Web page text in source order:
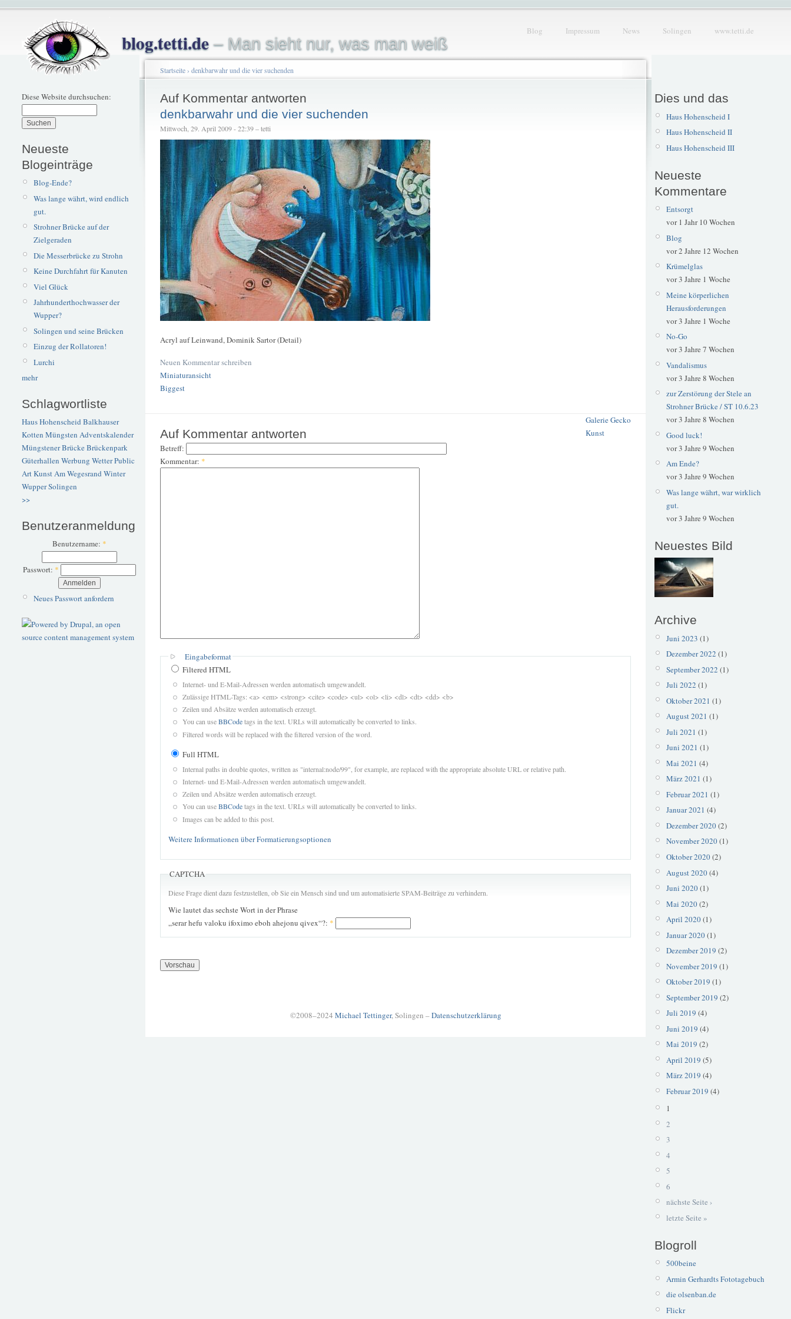
blog.tetti.de– Man sieht nur, was man weiß
Blog Impressum News Solingen www.tetti.de
Diese Website durchsuchen:
Neueste
Blogeinträge
Blog-Ende?
Was lange währt, wird endlich
gut.
Strohner Brücke auf der
Zielgeraden
Die Messerbrücke zu Strohn
Keine Durchfahrt für Kanuten
Viel Glück
Jahrhunderthochwasser der
Wupper?
Solingen und seine Brücken
Einzug der Rollatoren!
Lurchi
mehr
Schlagwortliste
Haus Hohenscheid Balkhauser
Kotten Müngsten Adventskalender
Müngstener BrückeBrückenpark
Güterhallen Werbung WetterPublic
ArtKunstAm Wegesrand Winter
WupperSolingen
>>
Benutzeranmeldung
Benutzername: *
Passwort: *
Neues Passwort anfordern
Startseite› denkbarwahr und die vier suchenden
Auf Kommentar antworten
denkbarwahr und die vier suchenden
Mittwoch, 29. April 2009 - 22:39 – tetti
Acryl auf Leinwand, Dominik Sartor (Detail)
Neuen Kommentar schreiben
Miniaturansicht
Biggest
Galerie Gecko
Kunst
Auf Kommentar antworten
Betreff:
Kommentar: *
Eingabeformat
Filtered HTML
Internet- und E-Mail-Adressen werden automatisch umgewandelt.
Zulässige HTML-Tags: <a> <em> <strong> <cite> <code> <ul> <ol> <li> <dl> <dt> <dd> <b>
Zeilen und Absätze werden automatisch erzeugt.
You can useBBCodetags in the text. URLs will automatically be converted to links.
Filtered words will be replaced with the filtered version of the word.
Full HTML
Internal paths in double quotes, written as "internal:node/99", for example, are replaced with the appropriate absolute URL or relative path.
Internet- und E-Mail-Adressen werden automatisch umgewandelt.
Zeilen und Absätze werden automatisch erzeugt.
You can useBBCodetags in the text. URLs will automatically be converted to links.
Images can be added to this post.
Weitere Informationen über Formatierungsoptionen
CAPTCHA
Diese Frage dient dazu festzustellen, ob Sie ein Mensch sind und um automatisierte SPAM-Beiträge zu verhindern.
Wie lautet das sechste Wort in der Phrase
„serar hefu valoku ifoximo eboh ahejonu qivex“?: *
©2008–2024 Michael Tettinger, Solingen –Datenschutzerklärung
Dies und das
Haus Hohenscheid I
Haus Hohenscheid II
Haus Hohenscheid III
Neueste
Kommentare
Entsorgt
vor 1 Jahr 10 Wochen
Blog
vor 2 Jahre 12 Wochen
Krümelglas
vor 3 Jahre 1 Woche
Meine körperlichen
Herausforderungen
vor 3 Jahre 1 Woche
No-Go
vor 3 Jahre 7 Wochen
Vandalismus
vor 3 Jahre 8 Wochen
zur Zerstörung der Stele an
Strohner Brücke / ST 10.6.23
vor 3 Jahre 8 Wochen
Good luck!
vor 3 Jahre 9 Wochen
Am Ende?
vor 3 Jahre 9 Wochen
Was lange währt, war wirklich
gut.
vor 3 Jahre 9 Wochen
Neuestes Bild
Archive
Juni 2023 (1)
Dezember 2022 (1)
September 2022 (1)
Juli 2022 (1)
Oktober 2021 (1)
August 2021 (1)
Juli 2021 (1)
Juni 2021 (1)
Mai 2021 (4)
März 2021 (1)
Februar 2021 (1)
Januar 2021 (4)
Dezember 2020(2)
November 2020(1)
Oktober 2020(2)
August 2020(4)
Juni 2020(1)
Mai 2020(2)
April 2020(1)
Januar 2020(1)
Dezember 2019 (2)
November 2019 (1)
Oktober 2019 (1)
September 2019 (2)
Juli 2019 (4)
Juni 2019 (4)
Mai 2019 (2)
April 2019 (5)
März 2019 (4)
Februar 2019 (4)
1
2
3
4
5
6
nächste Seite ›
letzte Seite »
Blogroll
500beine
Armin Gerhardts Fototagebuch
die olsenban.de
Flickr